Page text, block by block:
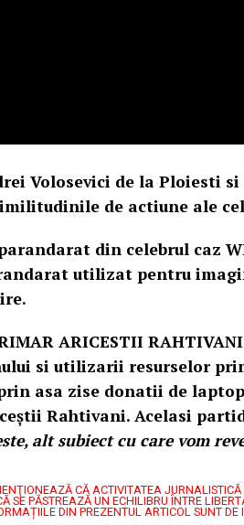
Volosevici de la Ploiesti si
de actiune ale
din celebrul caz
utilizat pentru
ARICESTII
si utilizarii resurselor
asa zise donatii de
Rahtivani. Acelasi
alt subiect cu care vom
CĂ ACTIVITATEA JURNALISTICĂ
SE PĂSTREAZĂ UN ECHILIBRU ÎNTRE
DIN PREZENTUL ARTICOL SUNT DE